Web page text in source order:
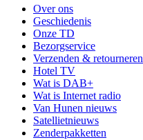
Over ons
Geschiedenis
Onze TD
Bezorgservice
Verzenden & retourneren
Hotel TV
Wat is DAB+
Wat is Internet radio
Van Hunen nieuws
Satellietnieuws
Zenderpakketten